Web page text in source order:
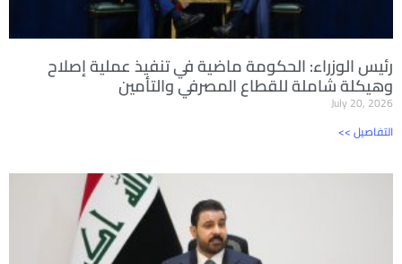
رئيس الوزراء: الحكومة ماضية في تنفيذ عملية إصلاح
وهيكلة شاملة للقطاع المصرفي والتأمين
July 20, 2026
<< التفاصيل